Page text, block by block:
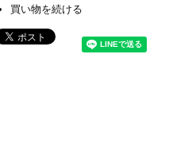
買い物を続ける